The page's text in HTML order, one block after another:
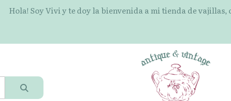
Hola! Soy Vivi y te doy la bienvenida a mi tienda de